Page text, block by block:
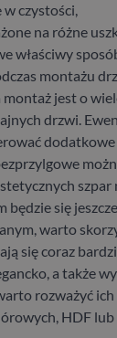
czystości,
na różne
właściwy
montażu
montaż jest o
drzwi.
szpar
będzie się
warto
się coraz
a także
rozważyć ich
HDF